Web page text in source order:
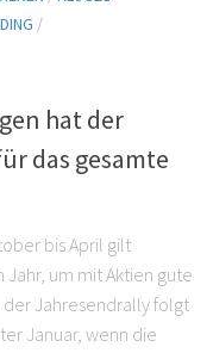
/
hat der
das gesamte
bis April gilt
um mit Aktien gute
der Jahresendrally folgt
Januar, wenn die